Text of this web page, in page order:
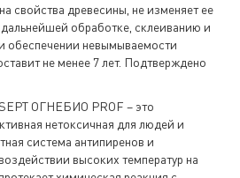
свойства древесины, не изменяет ее
дальнейшей обработке, склеиванию и
невымываемости
не менее 7 лет. Подтверждено
ОГНЕБИО PROF – это
нетоксичная для людей и
система антипиренов и
высоких температур на